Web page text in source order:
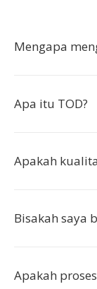
Mengapa
Apa itu TOD?
Apakah
Bisakah saya
Apakah